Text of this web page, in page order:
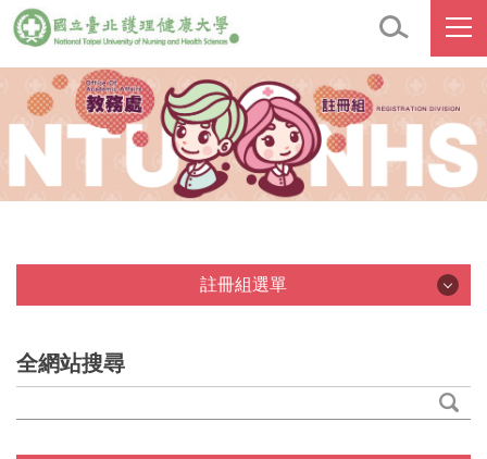
註冊組選單
全網站搜尋